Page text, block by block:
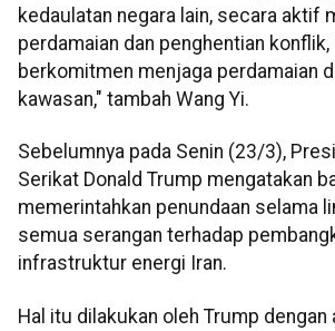
kedaulatan negara lain, secara aktif
perdamaian dan penghentian
berkomitmen menjaga perdamaian
kawasan," tambah Wang Yi.
Sebelumnya pada Senin (23/3),
Serikat Donald Trump mengatakan
memerintahkan penundaan selama
semua serangan terhadap
infrastruktur energi Iran.
Hal itu dilakukan oleh Trump dengan